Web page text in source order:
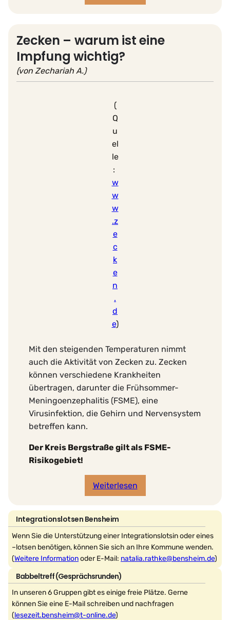
Zecken – warum ist eine
Impfung wichtig?
(von Zechariah A.)
(
Q
u
el
le
:
w
w
w
.z
e
c
k
e
n
.
d
e)
Mit den steigenden Temperaturen nimmt
auch die Aktivität von Zecken zu. Zecken
können verschiedene Krankheiten
übertragen, darunter die Frühsommer-
Meningoenzephalitis (FSME), eine
Virusinfektion, die Gehirn und Nervensystem
betreffen kann.
Der Kreis Bergstraße gilt als FSME-
Risikogebiet!
Weiterlesen
Integrationslotsen Bensheim
Wenn Sie die Unterstützung einer Integrationslotsin oder eines
–lotsen benötigen, können Sie sich an Ihre Kommune wenden.
(Weitere Informationoder E-Mail: natalia.rathke@bensheim.de)
Babbeltreff (Gesprächsrunden)
In unseren 6 Gruppen gibt es einige freie Plätze. Gerne
können Sie eine E-Mail schreiben und nachfragen
(lesezeit.bensheim@t-online.de)